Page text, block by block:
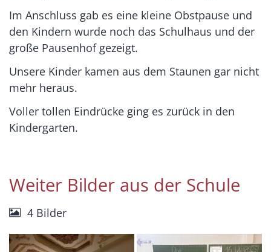
Im Anschluss gab es eine kleine Obstpause und
den Kindern wurde noch das Schulhaus und der
große Pausenhof gezeigt.
Unsere Kinder kamen aus dem Staunen gar nicht
mehr heraus.
Voller tollen Eindrücke ging es zurück in den
Kindergarten.
Weiter Bilder aus der Schule
4 Bilder